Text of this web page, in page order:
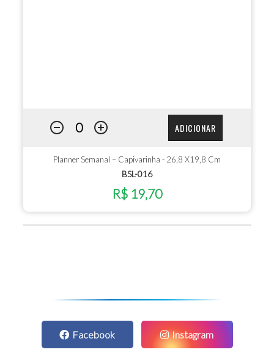
ADICIONAR
Planner Semanal – Capivarinha - 26,8 X19,8 Cm
BSL-016
R$ 19,70
Facebook Instagram